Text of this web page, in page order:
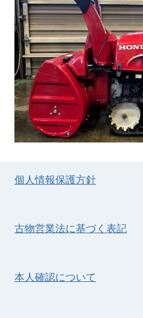
個人情報保護方針
古物営業法に基づく表記
本人確認について